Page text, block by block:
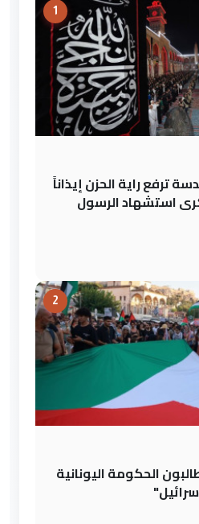
1
ترفع راية الحزن إيذاناً
استشهاد الرسول
2
الحكومة اليونانية